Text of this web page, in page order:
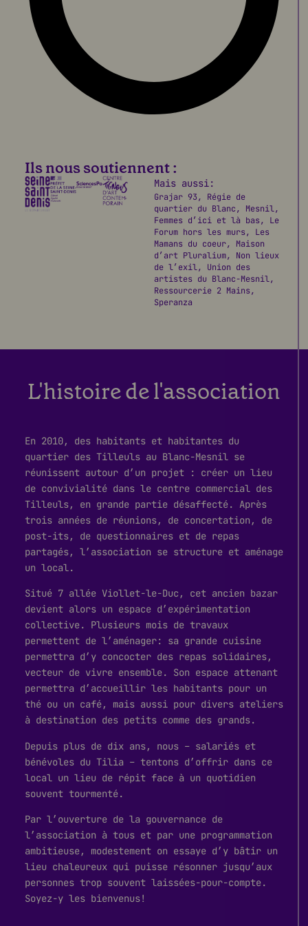
Ils nous soutiennent :
Mais aussi:
Grajar 93, Régie de
quartier du Blanc, Mesnil,
Femmes d’ici et là bas, Le
Forum hors les murs, Les
Mamans du coeur, Maison
d’art Pluralium, Non lieux
de l’exil, Union des
artistes du Blanc-Mesnil,
Ressourcerie 2 Mains,
Speranza
L'histoire de l'association
En 2010, des habitants et habitantes du
quartier des Tilleuls au Blanc-Mesnil se
réunissent autour d’un projet : créer un lieu
de convivialité dans le centre commercial des
Tilleuls, en grande partie désaffecté. Après
trois années de réunions, de concertation, de
post-its, de questionnaires et de repas
partagés, l’association se structure et aménage
un local.
Situé 7 allée Viollet-le-Duc, cet ancien bazar
devient alors un espace d’expérimentation
collective. Plusieurs mois de travaux
permettent de l’aménager: sa grande cuisine
permettra d’y concocter des repas solidaires,
vecteur de vivre ensemble. Son espace attenant
permettra d’accueillir les habitants pour un
thé ou un café, mais aussi pour divers ateliers
à destination des petits comme des grands.
Depuis plus de dix ans, nous – salariés et
bénévoles du Tilia – tentons d’offrir dans ce
local un lieu de répit face à un quotidien
souvent tourmenté.
Par l’ouverture de la gouvernance de
l’association à tous et par une programmation
ambitieuse, modestement on essaye d’y bâtir un
lieu chaleureux qui puisse résonner jusqu’aux
personnes trop souvent laissées-pour-compte.
Soyez-y les bienvenus!
situation met en cause la continuité de
services essentiels, l’avenir de
plusieurs emplois et la préservation
d’un lieu de sociabilité dans un
quartier déjà fortement touché par les
fermetures de commerces, l’érosion du
lien social et la dispersion des
fragilisés pour des raisons politiques
LIRE EN ENTIER